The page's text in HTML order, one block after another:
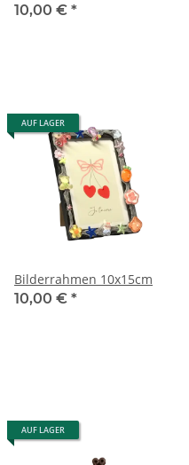
10,00 € *
AUF LAGER
Bilderrahmen 10x15cm
10,00 € *
AUF LAGER